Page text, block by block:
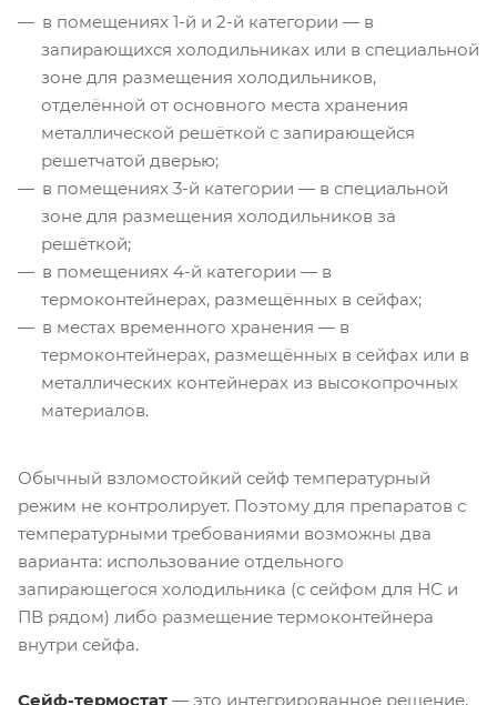
в помещениях 1-й и 2-й категории — в
запирающихся холодильниках или в специальной
зоне для размещения холодильников,
отделённой от основного места хранения
металлической решёткой с запирающейся
решетчатой дверью;
в помещениях 3-й категории — в специальной
зоне для размещения холодильников за
решёткой;
в помещениях 4-й категории — в
термоконтейнерах, размещённых в сейфах;
в местах временного хранения — в
термоконтейнерах, размещённых в сейфах или в
металлических контейнерах из высокопрочных
материалов.
Обычный взломостойкий сейф температурный
режим не контролирует. Поэтому для препаратов с
температурными требованиями возможны два
варианта: использование отдельного
запирающегося холодильника (с сейфом для НС и
ПВ рядом) либо размещение термоконтейнера
внутри сейфа.
Сейф-термостат — это интегрированное решение,